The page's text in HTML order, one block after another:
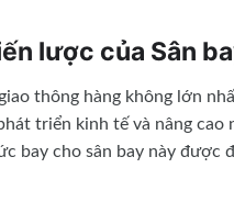
lược của Sân
thông hàng không lớn
triển kinh tế và nâng
bay cho sân bay này được